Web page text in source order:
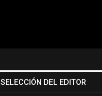
SELECCIÓN DEL EDITOR